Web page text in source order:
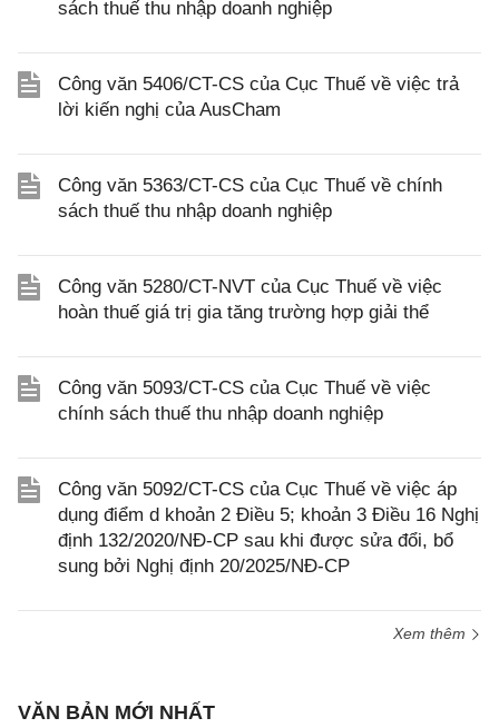
sách thuế thu nhập doanh nghiệp
Công văn 5406/CT-CS của Cục Thuế về việc trả
lời kiến nghị của AusCham
Công văn 5363/CT-CS của Cục Thuế về chính
sách thuế thu nhập doanh nghiệp
Công văn 5280/CT-NVT của Cục Thuế về việc
hoàn thuế giá trị gia tăng trường hợp giải thể
Công văn 5093/CT-CS của Cục Thuế về việc
chính sách thuế thu nhập doanh nghiệp
Công văn 5092/CT-CS của Cục Thuế về việc áp
dụng điểm d khoản 2 Điều 5; khoản 3 Điều 16 Nghị
định 132/2020/NĐ-CP sau khi được sửa đổi, bổ
sung bởi Nghị định 20/2025/NĐ-CP
Xem thêm
VĂN BẢN MỚI NHẤT